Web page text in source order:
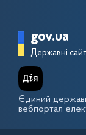
gov.ua
Державні
Єдиний
вебпортал